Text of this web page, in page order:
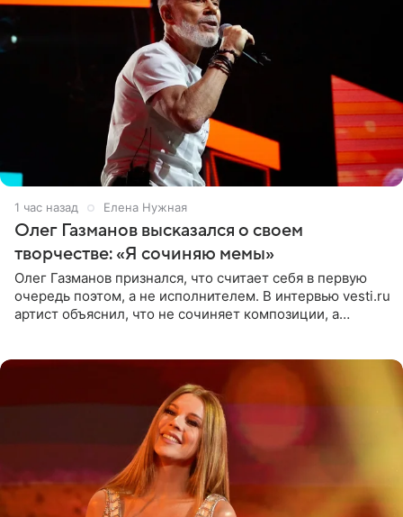
1 час назад Елена Нужная
Олег Газманов высказался о своем
творчестве: «Я сочиняю мемы»
Олег Газманов признался, что считает себя в первую
очередь поэтом, а не исполнителем. В интервью vesti.ru
артист объяснил, что не сочиняет композиции, а